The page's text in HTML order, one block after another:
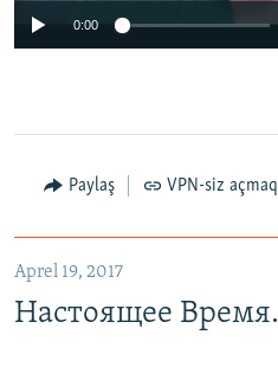
0:00
Paylaş VPN-siz açmaq
Aprel 19, 2017
Настоящее Время.